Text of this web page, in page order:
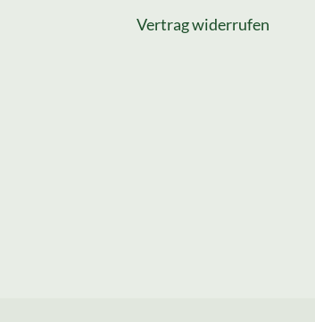
Vertrag widerrufen